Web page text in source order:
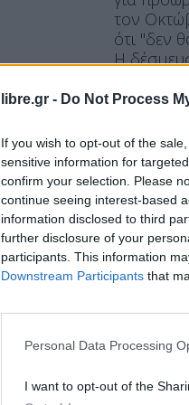
libre.gr - Do Not Process
If you wish to opt-out of the
sensitive information for
confirm your selection. Please
continue seeing interest-based
information disclosed to third
further disclosure of your
participants. This information
Downstream Participants that
Personal Data Processing
I want to opt-out of the
τον
ότι "δεν
Η
ΠΕΡΙΣΣΌΤΕΡΑ
BACKSTAGE
Μέσω
βήμα
25